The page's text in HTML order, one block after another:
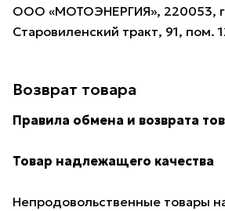
ООО «МОТОЭНЕРГИЯ», 220053,
Старовиленский тракт, 91, пом.
Возврат товара
Правила обмена и возврата
Товар надлежащего качества
Непродовольственные товары